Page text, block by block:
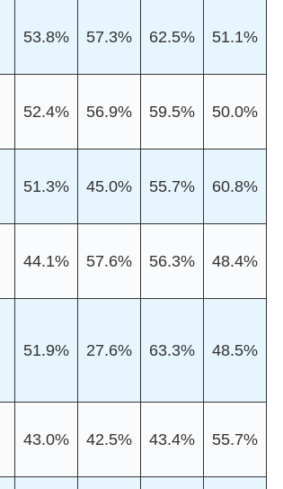
53.8% 57.3% 62.5% 51.1%
52.4% 56.9% 59.5% 50.0%
51.3% 45.0% 55.7% 60.8%
44.1% 57.6% 56.3% 48.4%
51.9% 27.6% 63.3% 48.5%
43.0% 42.5% 43.4% 55.7%